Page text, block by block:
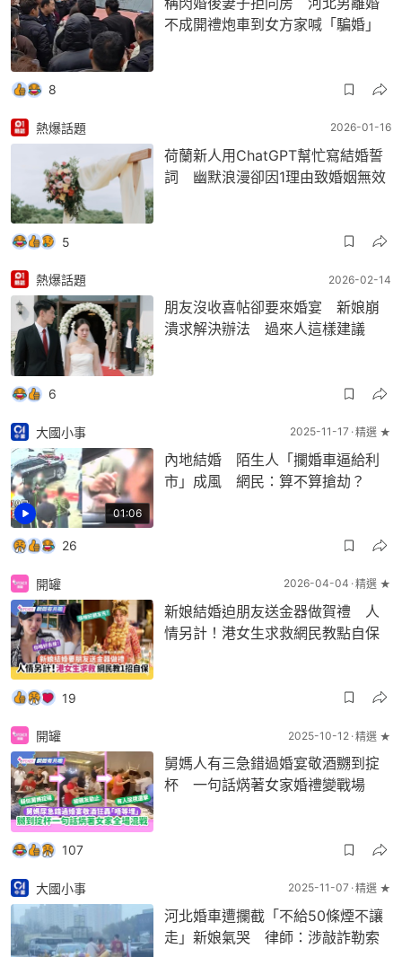
不成開禮炮車到女方家喊「騙婚」
8
熱爆話題 2026-01-16
荷蘭新人用ChatGPT幫忙寫結婚誓
詞 幽默浪漫卻因1理由致婚姻無效
5
熱爆話題 2026-02-14
朋友沒收喜帖卻要來婚宴 新娘崩
潰求解決辦法 過來人這樣建議
6
01:06
大國小事 2025-11-17 精選 ★
內地結婚 陌生人「攔婚車逼給利
市」成風 網民：算不算搶劫？
26
開罐 2026-04-04 精選 ★
新娘結婚迫朋友送金器做賀禮 人
情另計！港女生求救網民教點自保
19
開罐 2025-10-12 精選 ★
舅媽人有三急錯過婚宴敬酒嬲到掟
杯 一句話焫著女家婚禮變戰場
107
大國小事 2025-11-07 精選 ★
河北婚車遭攔截「不給50條煙不讓
走」新娘氣哭 律師：涉敲詐勒索